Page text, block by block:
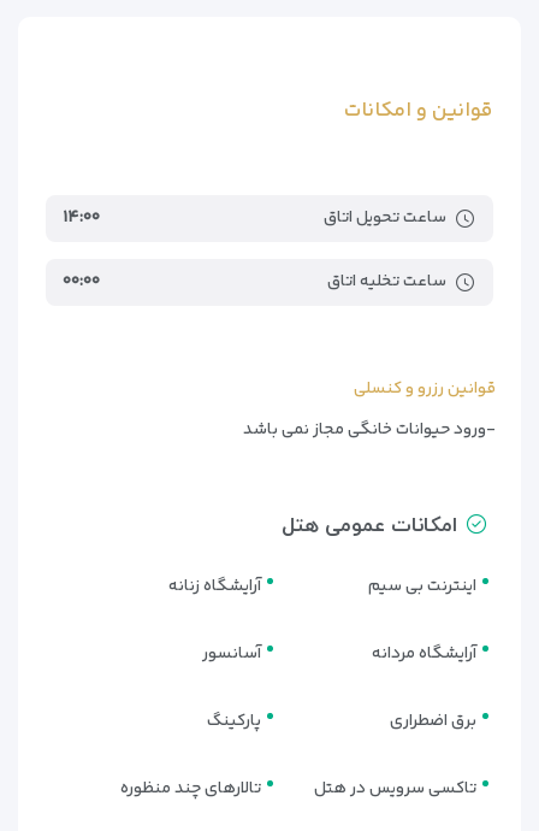
قوانین و امکانات
ساعت تحویل اتاق ۱۴:۰۰
ساعت تخلیه اتاق ۰۰:۰۰
قوانین رزرو و کنسلی
-ورود حیوانات خانگی مجاز نمی باشد
امکانات عمومی هتل
اینترنت بی سیم آرایشگاه زنانه
آرایشگاه مردانه آسانسور
برق اضطراری پارکینگ
تاکسی سرویس در هتل تالارهای چند منظوره